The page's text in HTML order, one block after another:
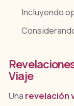
Incluyendo
Viaje
Una revelación